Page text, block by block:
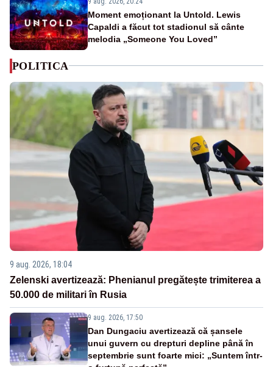
Moment emoționant la Untold. Lewis
Capaldi a făcut tot stadionul să cânte
melodia „Someone You Loved”
POLITICA
9 aug. 2026, 18:04
Zelenski avertizează: Phenianul pregătește trimiterea a
50.000 de militari în Rusia
9 aug. 2026, 17:50
Dan Dungaciu avertizează că șansele
unui guvern cu drepturi depline până în
septembrie sunt foarte mici: „Suntem într-